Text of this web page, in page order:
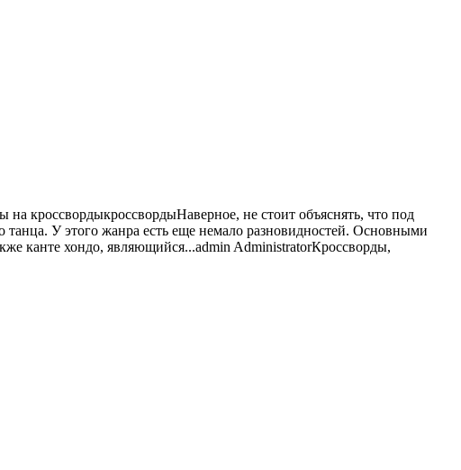
на кроссвордыкроссвордыНаверное, не стоит объяснять, что под
У этого жанра есть еще немало разновидностей. Основными
канте хондо, являющийся...admin AdministratorКроссворды,